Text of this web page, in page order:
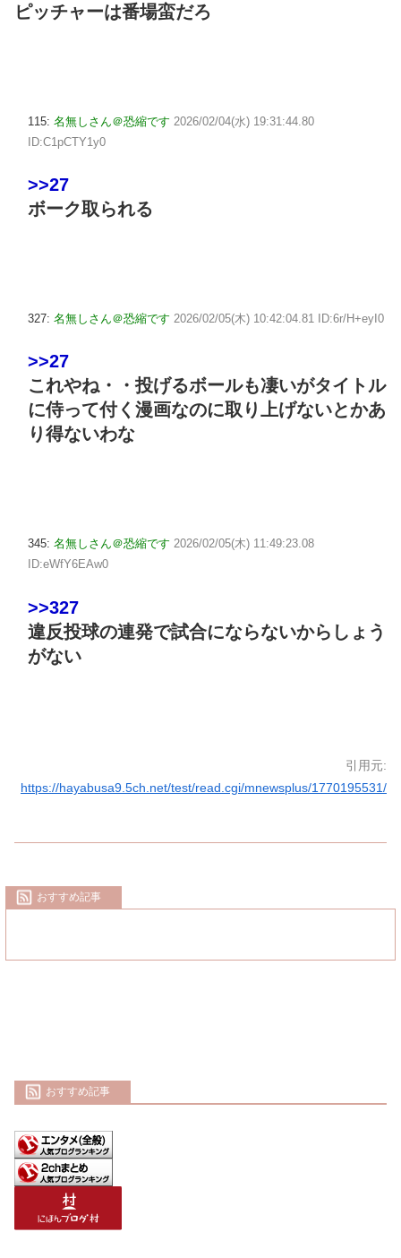
ピッチャーは番場蛮だろ
115: 名無しさん＠恐縮です 2026/02/04(水) 19:31:44.80
ID:C1pCTY1y0
>>27
ボーク取られる
327: 名無しさん＠恐縮です 2026/02/05(木) 10:42:04.81 ID:6r/H+eyI0
>>27
これやね・・投げるボールも凄いがタイトル
に侍って付く漫画なのに取り上げないとかあ
り得ないわな
345: 名無しさん＠恐縮です 2026/02/05(木) 11:49:23.08
ID:eWfY6EAw0
>>327
違反投球の連発で試合にならないからしょう
がない
引用元:
https://hayabusa9.5ch.net/test/read.cgi/mnewsplus/1770195531/
おすすめ記事
おすすめ記事